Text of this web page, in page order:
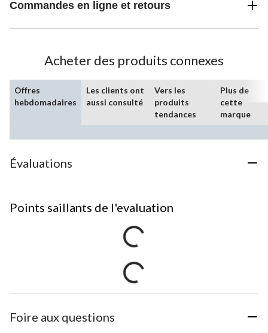
Commandes en ligne et retours
Acheter des produits connexes
Offres
hebdomadaires
Les clients ont
aussi consulté
Vers les
produits
tendances
Plus de
cette
marque
Évaluations
Points saillants de l'evaluation
Foire aux questions